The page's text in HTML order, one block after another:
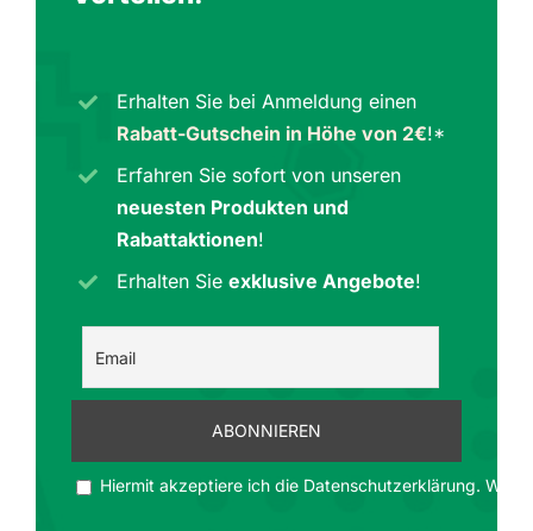
Erhalten Sie bei Anmeldung einen
Rabatt-Gutschein in Höhe von 2€!*
Erfahren Sie sofort von unseren
neuesten Produkten und
Rabattaktionen!
Erhalten Sieexklusive Angebote!
Hiermit akzeptiere ich die Datenschutzerklärung. Wir